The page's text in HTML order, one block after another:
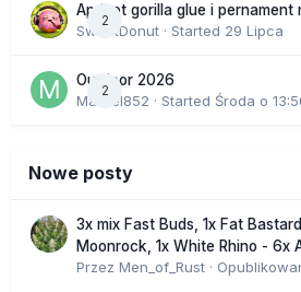
2
Apricot gorilla glue i pernament
SweetDonut · Started 29 Lipca
2
Outdoor 2026
Marcel852 · Started Środa o
Nowe posty
3x mix Fast Buds, 1x Fat
Moonrock, 1x White Rhino - 6x
Przez Men_of_Rust ·